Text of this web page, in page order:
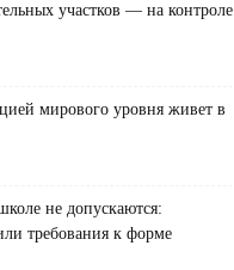
участков — на контроле
мирового уровня живет в
не допускаются:
требования к форме